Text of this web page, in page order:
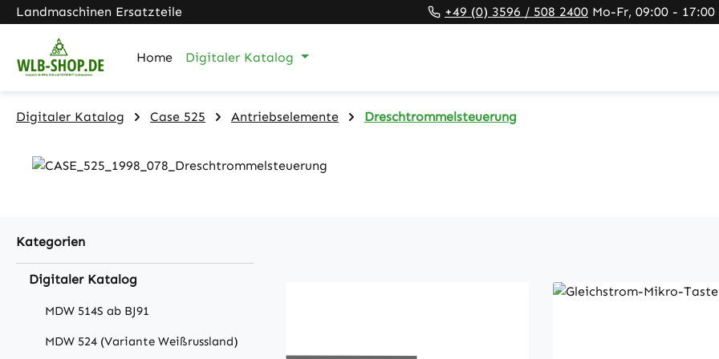
Hauptinhalt springen
Zur Suche springen
Zur Hauptnavigation springen
Landmaschinen Ersatzteile +49 (0) 3596 / 508 2400 Mo-Fr, 09:00 - 17:00
Home Digitaler Katalog
Digitaler Katalog Case 525 Antriebselemente Dreschtrommelsteuerung
Kategorien
Digitaler Katalog
MDW 514S ab BJ91
MDW 524 (Variante Weißrussland)